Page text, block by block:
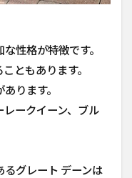
性格が特徴です。
ともあります。
ります。
ークイーン、ブル
グレート デーンは